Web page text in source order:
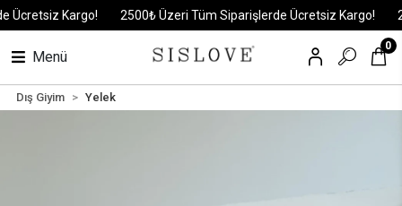
Kargo! 2500₺ Üzeri Tüm Siparişlerde Ücretsiz Kargo!
Menü
0
Dış Giyim Yelek